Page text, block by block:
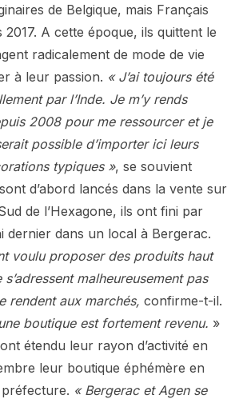
de Belgique, mais Français
2017. A cette époque, ils quittent le
radicalement de mode de vie
à leur passion. « J’ai toujours été
par l’Inde. Je m’y rends
2008 pour me ressourcer et je
possible d’importer ici leurs
typiques », se souvient
d’abord lancés dans la vente sur
de l’Hexagone, ils ont fini par
dernier dans un local à Bergerac.
voulu proposer des produits haut
malheureusement pas
rendent aux marchés, confirme-t-il.
boutique est fortement revenu. »
étendu leur rayon d’activité en
leur boutique éphémère en
« Bergerac et Agen se